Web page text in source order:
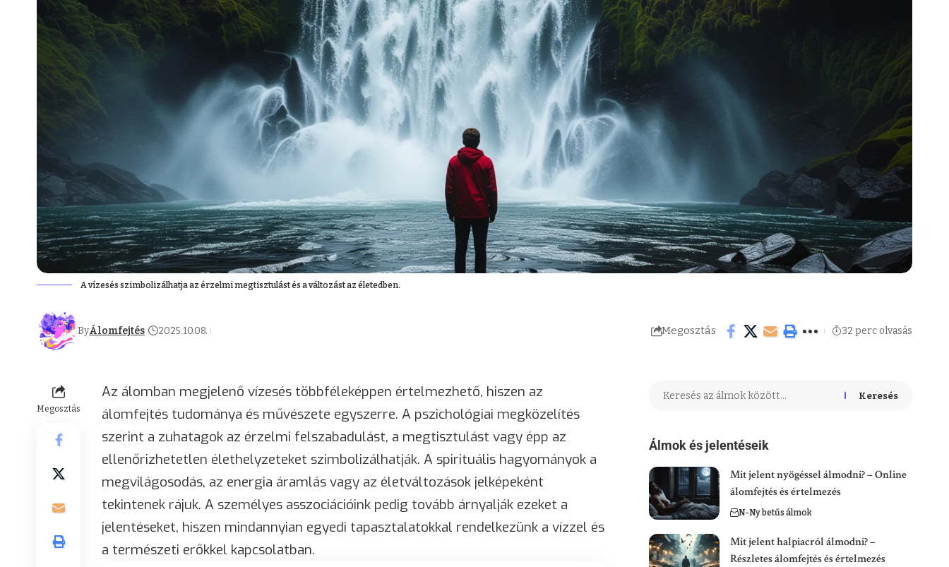
A vízesés szimbolizálhatja az érzelmi megtisztulást és a változást az életedben.
ByÁlomfejtés 2025.10.08. Megosztás 32 perc olvasás
Megosztás
Az álomban megjelenő vízesés többféleképpen értelmezhető, hiszen az
álomfejtés tudománya és művészete egyszerre. A pszichológiai megközelítés
szerint a zuhatagok az érzelmi felszabadulást, a megtisztulást vagy épp az
ellenőrizhetetlen élethelyzeteket szimbolizálhatják. A spirituális hagyományok a
megvilágosodás, az energia áramlás vagy az életváltozások jelképeként
tekintenek rájuk. A személyes asszociációink pedig tovább árnyalják ezeket a
jelentéseket, hiszen mindannyian egyedi tapasztalatokkal rendelkezünk a vízzel és
a természeti erőkkel kapcsolatban.
Keresés
Álmok és jelentéseik
Mit jelent nyögéssel álmodni? – Online
álomfejtés és értelmezés
N-Ny betűs álmok
Mit jelent halpiacról álmodni? –
Részletes álomfejtés és értelmezés